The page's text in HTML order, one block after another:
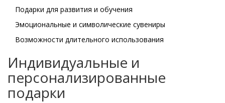
Подарки для развития и обучения
Эмоциональные и символические сувениры
Возможности длительного использования
Индивидуальные и
персонализированные
подарки